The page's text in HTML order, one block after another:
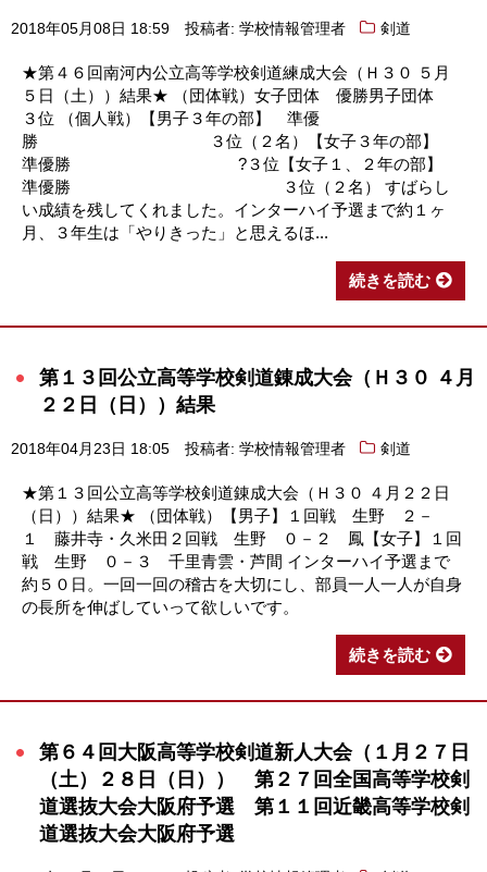
2018年05月08日 18:59 投稿者: 学校情報管理者 剣道
★第４６回南河内公立高等学校剣道練成大会（Ｈ３０ ５月
５日（土））結果★ （団体戦）女子団体 優勝男子団体
３位 （個人戦）【男子３年の部】 準優
勝 ３位（２名）【女子３年の部】
準優勝 ?３位【女子１、２年の部】
準優勝 ３位（２名） すばらし
い成績を残してくれました。インターハイ予選まで約１ヶ
月、３年生は「やりきった」と思えるほ...
続きを読む
第１３回公立高等学校剣道錬成大会（Ｈ３０ ４月
２２日（日））結果
2018年04月23日 18:05 投稿者: 学校情報管理者 剣道
★第１３回公立高等学校剣道錬成大会（Ｈ３０ ４月２２日
（日））結果★ （団体戦）【男子】１回戦 生野 ２－
１ 藤井寺・久米田２回戦 生野 ０－２ 鳳【女子】１回
戦 生野 ０－３ 千里青雲・芦間 インターハイ予選まで
約５０日。一回一回の稽古を大切にし、部員一人一人が自身
の長所を伸ばしていって欲しいです。
続きを読む
第６４回大阪高等学校剣道新人大会（１月２７日
（土）２８日（日）） 第２７回全国高等学校剣
道選抜大会大阪府予選 第１１回近畿高等学校剣
道選抜大会大阪府予選